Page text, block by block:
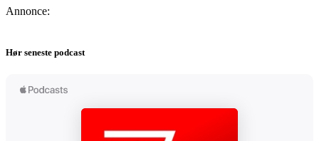
Annonce:
Hør seneste podcast